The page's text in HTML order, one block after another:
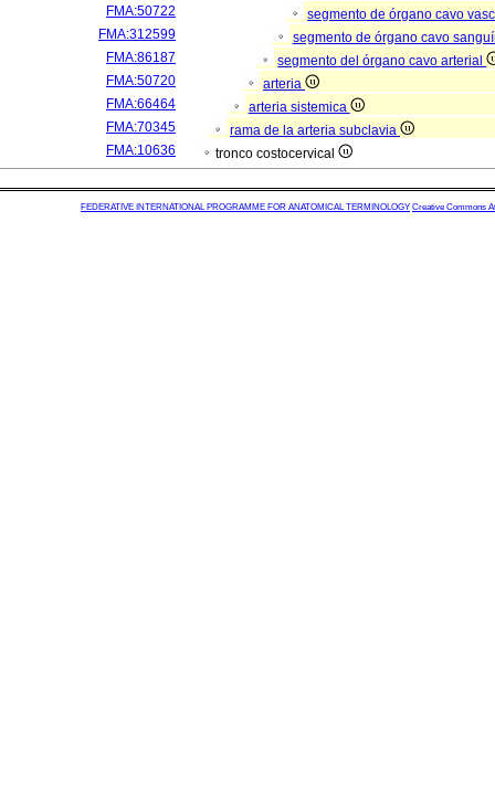
FMA:50722
segmento de órgano cavo
FMA:312599
segmento de órgano cavo
FMA:86187
segmento del órgano cavo arterial
FMA:50720
arteria
FMA:66464
arteria sistemica
FMA:70345
rama de la arteria subclavia
FMA:10636
tronco costocervical
FEDERATIVE INTERNATIONAL PROGRAMME FOR ANATOMICAL TERMINOLOGY Creative Commons